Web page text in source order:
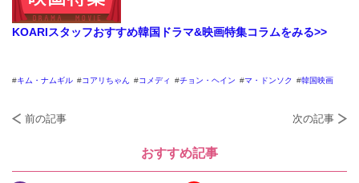
KOARIスタッフおすすめ韓国ドラマ&映画特集コラムをみる>>
キム・ナムギル コアリちゃん コメディ チョン・ヘイン マ・ドンソク 韓国映画
前の記事 次の記事
おすすめ記事